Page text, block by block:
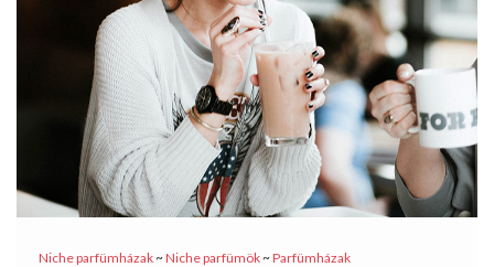
Niche parfümházak~Niche parfümök~Parfümházak